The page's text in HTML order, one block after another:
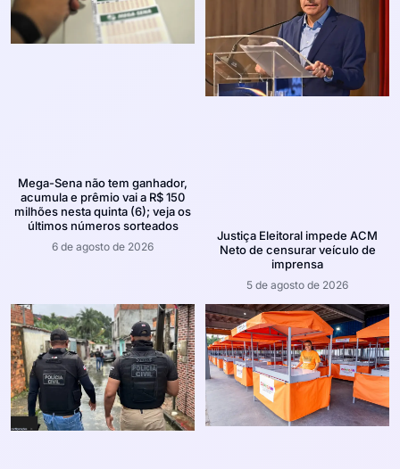
Mega-Sena não tem ganhador,
acumula e prêmio vai a R$ 150
milhões nesta quinta (6); veja os
últimos números sorteados
6 de agosto de 2026
Justiça Eleitoral impede ACM
Neto de censurar veículo de
imprensa
5 de agosto de 2026